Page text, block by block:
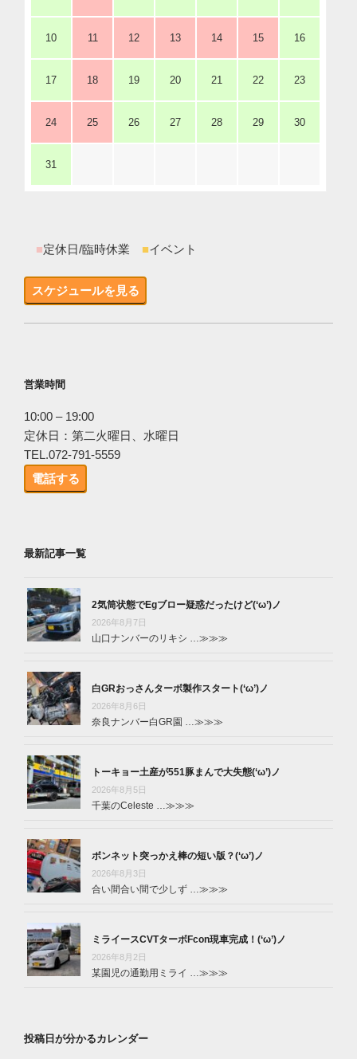
10 11 12 13 14 15 16
17 18 19 20 21 22 23
24 25 26 27 28 29 30
31
■定休日/臨時休業 ■イベント
スケジュールを見る
営業時間
10:00 – 19:00
定休日：第二火曜日、水曜日
TEL.072-791-5559
電話する
最新記事一覧
2気筒状態でEgブロー疑惑だったけど(‘ω’)ノ
2026年8月7日
山口ナンバーのリキシ …≫≫≫
白GRおっさんターボ製作スタート(‘ω’)ノ
2026年8月6日
奈良ナンバー白GR園 …≫≫≫
トーキョー土産が551豚まんで大失態(‘ω’)ノ
2026年8月5日
千葉のCeleste …≫≫≫
ボンネット突っかえ棒の短い版？(‘ω’)ノ
2026年8月3日
合い間合い間で少しず …≫≫≫
ミライースCVTターボFcon現車完成！(‘ω’)ノ
2026年8月2日
某園児の通勤用ミライ …≫≫≫
投稿日が分かるカレンダー